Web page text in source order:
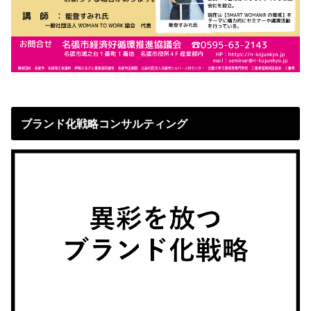
ブランド化戦略コンサルティング